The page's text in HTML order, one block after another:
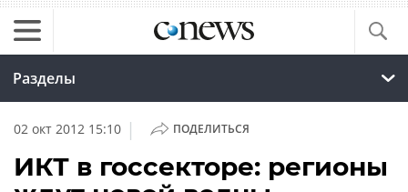
Разделы
02 окт 2012 15:10 | ПОДЕЛИТЬСЯ
ИКТ в госсекторе: регионы